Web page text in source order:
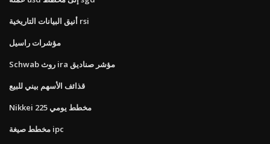
أنيق البيانات التاريخية rsi
مؤشرات راسيل
Schwab روث ira مؤشر صناديق
قذائف الأسهم بيني للبيع
Nikkei 225 مخطط يومي
مخطط صيغة ipc